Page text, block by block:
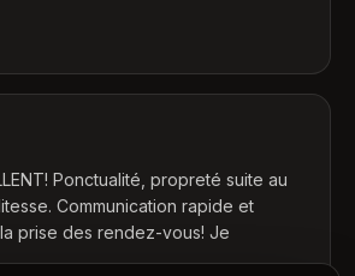
Ponctualité, propreté suite au
Communication rapide et
prise des rendez-vous! Je